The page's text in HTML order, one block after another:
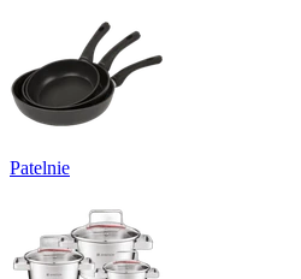
Patelnie